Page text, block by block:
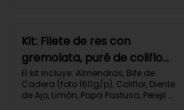
Proteínas 29g
Kit: Filete de res con
gremolata, puré de coliflor
y cherrys-71
El kit incluye: Almendras, Bife de
Cadera (foto 160g/p), Coliflor, Diente
de Ajo, Limón, Papa Pastusa, Perejil